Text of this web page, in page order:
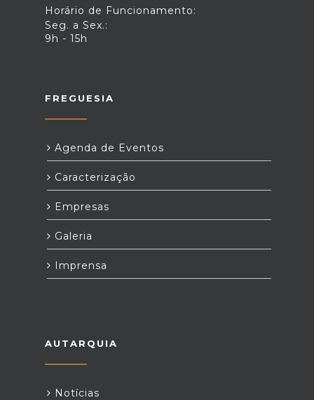
Horário de Funcionamento:
Seg. a Sex.:
9h - 15h
FREGUESIA
Agenda de Eventos
Caracterização
Empresas
Galeria
Imprensa
AUTARQUIA
Notícias